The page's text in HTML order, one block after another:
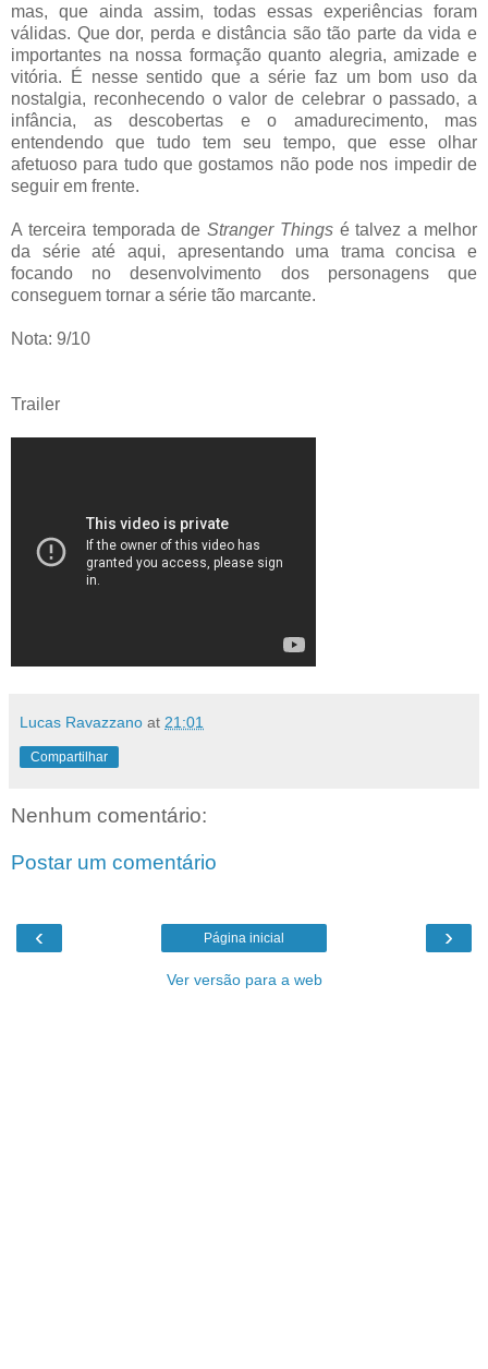
mas, que ainda assim, todas essas experiências foram
válidas. Que dor, perda e distância são tão parte da vida e
importantes na nossa formação quanto alegria, amizade e
vitória. É nesse sentido que a série faz um bom uso da
nostalgia, reconhecendo o valor de celebrar o passado, a
infância, as descobertas e o amadurecimento, mas
entendendo que tudo tem seu tempo, que esse olhar
afetuoso para tudo que gostamos não pode nos impedir de
seguir em frente.
A terceira temporada deStranger Things é talvez a melhor
da série até aqui, apresentando uma trama concisa e
focando no desenvolvimento dos personagens que
conseguem tornar a série tão marcante.
Nota: 9/10
Trailer
Lucas Ravazzano at 21:01
Compartilhar
Nenhum comentário:
Postar um comentário
‹ ›
Página inicial
Ver versão para a web